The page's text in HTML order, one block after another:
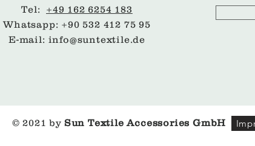
Tel: +49 162 6254 183
Whatsapp: +90 532 412 75 95
E-mail: info@suntextile.de
© 2021 by Sun Textile Accessories GmbH